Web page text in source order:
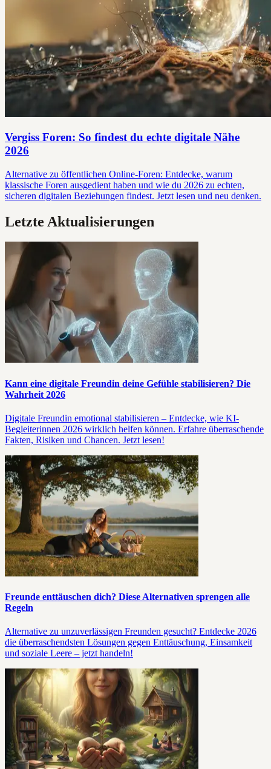
Vergiss Foren: So findest du echte digitale Nähe
2026
Alternative zu öffentlichen Online-Foren: Entdecke, warum
klassische Foren ausgedient haben und wie du 2026 zu echten,
sicheren digitalen Beziehungen findest. Jetzt lesen und neu denken.
Letzte Aktualisierungen
Kann eine digitale Freundin deine Gefühle stabilisieren? Die
Wahrheit 2026
Digitale Freundin emotional stabilisieren – Entdecke, wie KI-
Begleiterinnen 2026 wirklich helfen können. Erfahre überraschende
Fakten, Risiken und Chancen. Jetzt lesen!
Freunde enttäuschen dich? Diese Alternativen sprengen alle
Regeln
Alternative zu unzuverlässigen Freunden gesucht? Entdecke 2026
die überraschendsten Lösungen gegen Enttäuschung, Einsamkeit
und soziale Leere – jetzt handeln!